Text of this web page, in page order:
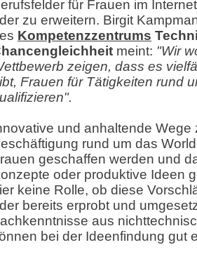
für Frauen im
zu erweitern. Birgit
Kompetenzzentrums
meint: "Wir
zeigen, dass es
Frauen für Tätigkeiten rund
und anhaltende Wege
rund um das
geschaffen werden und
oder produktive Ideen
keine Rolle, ob diese
bereits erprobt und
aus
bei der Ideenfindung gut